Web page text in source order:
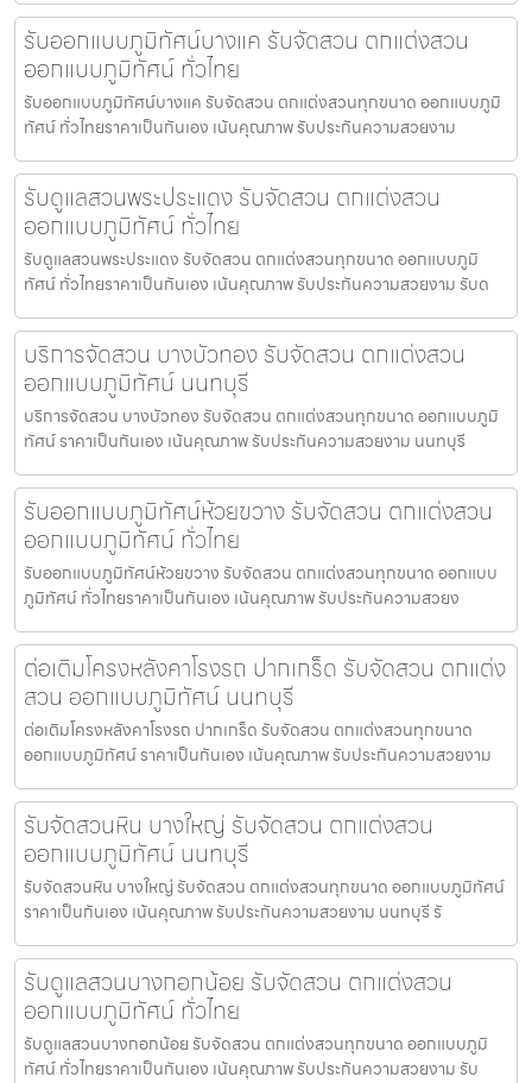
รับออกแบบภูมิทัศน์บางแค รับจัดสวน ตกแต่งสวน
ออกแบบภูมิทัศน์ ทั่วไทย
รับออกแบบภูมิทัศน์บางแค รับจัดสวน ตกแต่งสวนทุกขนาด ออกแบบภูมิ
ทัศน์ ทั่วไทยราคาเป็นกันเอง เน้นคุณภาพ รับประกันความสวยงาม
รับดูแลสวนพระประแดง รับจัดสวน ตกแต่งสวน
ออกแบบภูมิทัศน์ ทั่วไทย
รับดูแลสวนพระประแดง รับจัดสวน ตกแต่งสวนทุกขนาด ออกแบบภูมิ
ทัศน์ ทั่วไทยราคาเป็นกันเอง เน้นคุณภาพ รับประกันความสวยงาม รับด
บริการจัดสวน บางบัวทอง รับจัดสวน ตกแต่งสวน
ออกแบบภูมิทัศน์ นนทบุรี
บริการจัดสวน บางบัวทอง รับจัดสวน ตกแต่งสวนทุกขนาด ออกแบบภูมิ
ทัศน์ ราคาเป็นกันเอง เน้นคุณภาพ รับประกันความสวยงาม นนทบุรี
รับออกแบบภูมิทัศน์ห้วยขวาง รับจัดสวน ตกแต่งสวน
ออกแบบภูมิทัศน์ ทั่วไทย
รับออกแบบภูมิทัศน์ห้วยขวาง รับจัดสวน ตกแต่งสวนทุกขนาด ออกแบบ
ภูมิทัศน์ ทั่วไทยราคาเป็นกันเอง เน้นคุณภาพ รับประกันความสวยง
ต่อเติมโครงหลังคาโรงรถ ปากเกร็ด รับจัดสวน ตกแต่ง
สวน ออกแบบภูมิทัศน์ นนทบุรี
ต่อเติมโครงหลังคาโรงรถ ปากเกร็ด รับจัดสวน ตกแต่งสวนทุกขนาด
ออกแบบภูมิทัศน์ ราคาเป็นกันเอง เน้นคุณภาพ รับประกันความสวยงาม
รับจัดสวนหิน บางใหญ่ รับจัดสวน ตกแต่งสวน
ออกแบบภูมิทัศน์ นนทบุรี
รับจัดสวนหิน บางใหญ่ รับจัดสวน ตกแต่งสวนทุกขนาด ออกแบบภูมิทัศน์
ราคาเป็นกันเอง เน้นคุณภาพ รับประกันความสวยงาม นนทบุรี รั
รับดูแลสวนบางกอกน้อย รับจัดสวน ตกแต่งสวน
ออกแบบภูมิทัศน์ ทั่วไทย
รับดูแลสวนบางกอกน้อย รับจัดสวน ตกแต่งสวนทุกขนาด ออกแบบภูมิ
ทัศน์ ทั่วไทยราคาเป็นกันเอง เน้นคุณภาพ รับประกันความสวยงาม รับ